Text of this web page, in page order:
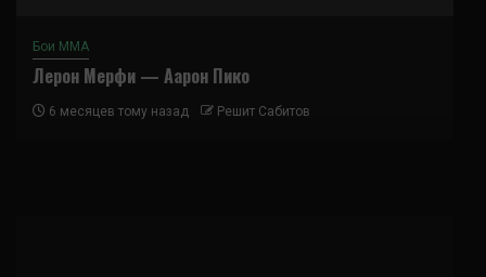
Бои ММА
Лерон Мерфи — Аарон Пико
6 месяцев тому назад Решит Сабитов